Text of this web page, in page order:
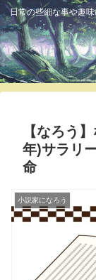
日常の些細な事や趣
【なろう
年)サラリ
命
小説家になろう